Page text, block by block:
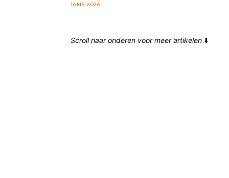
16 MEI 2026
Scroll naar onderen voor meer artikelen ⬇️